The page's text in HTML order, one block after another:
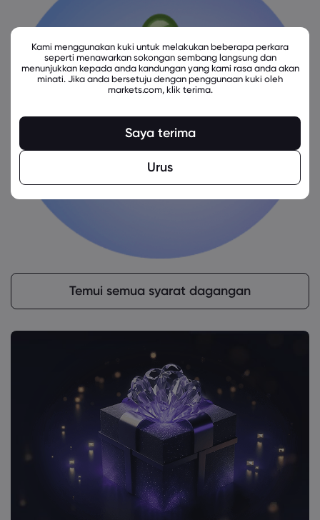
Temui semua syarat dagangan
Kami menggunakan kuki untuk melakukan beberapa perkara
seperti menawarkan sokongan sembang langsung dan
menunjukkan kepada anda kandungan yang kami rasa anda akan
minati. Jika anda bersetuju dengan penggunaan kuki oleh
markets.com, klik terima.
Saya terima
Urus